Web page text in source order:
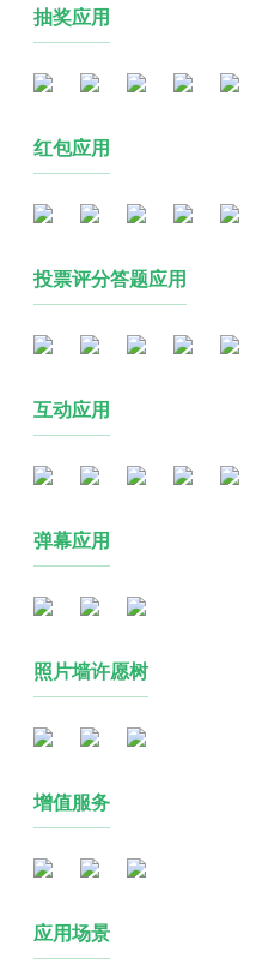
抽奖应用
红包应用
投票评分答题应用
互动应用
弹幕应用
照片墙许愿树
增值服务
应用场景